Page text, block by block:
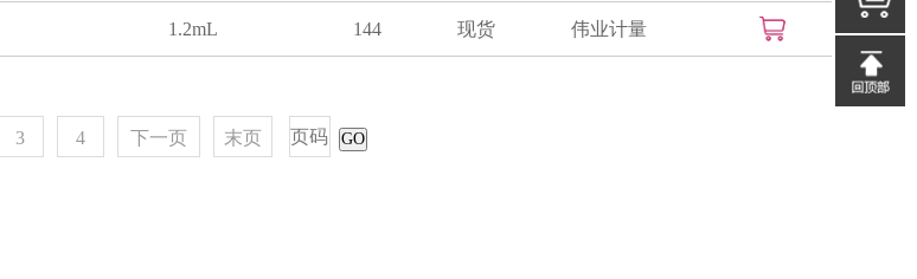
1.2mL 144 现货 伟业计量
3 4 下一页 末页 GO